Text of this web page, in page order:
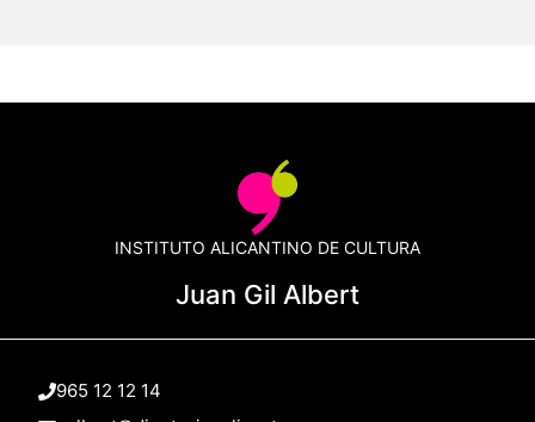
INSTITUTO ALICANTINO DE CULTURA
Juan Gil Albert
965 12 12 14